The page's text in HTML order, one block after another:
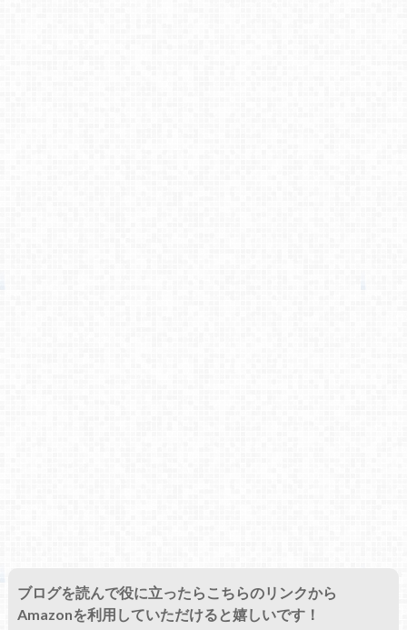
ブログを読んで役に立ったらこちらのリンクから
Amazonを利用していただけると嬉しいです！